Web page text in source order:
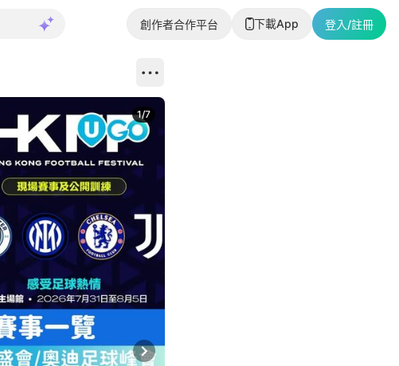
創作者合作平台 下載App 登入/註冊
Next slide
1/7